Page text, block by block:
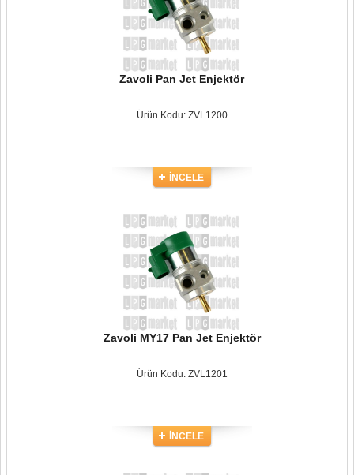
Zavoli Pan Jet Enjektör
Ürün Kodu: ZVL1200
İNCELE
Zavoli MY17 Pan Jet Enjektör
Ürün Kodu: ZVL1201
İNCELE